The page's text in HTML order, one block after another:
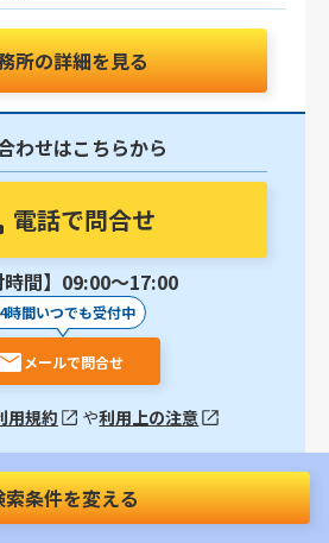
所の詳細を見る
わせはこちらから
電話で問合せ
時間】09:00〜17:00
時間いつでも受付中
メールで問合せ
用規約 や利用上の注意
務所】交通事故被害者に寄り添っ
ポート｜自動車に詳しい弁護士が
索条件を変える